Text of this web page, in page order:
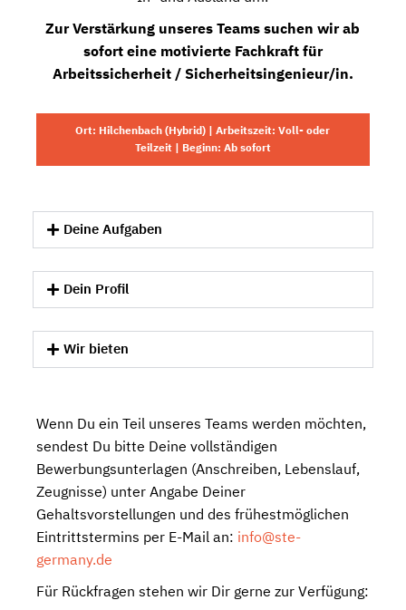
Zur Verstärkung unseres Teams suchen wir ab
sofort eine motivierte Fachkraft für
Arbeitssicherheit / Sicherheitsingenieur/in.
Ort: Hilchenbach (Hybrid) | Arbeitszeit: Voll- oder
Teilzeit | Beginn: Ab sofort
Deine Aufgaben
Dein Profil
Wir bieten
Wenn Du ein Teil unseres Teams werden möchten,
sendest Du bitte Deine vollständigen
Bewerbungsunterlagen (Anschreiben, Lebenslauf,
Zeugnisse) unter Angabe Deiner
Gehaltsvorstellungen und des frühestmöglichen
Eintrittstermins per E-Mail an: info@ste-
germany.de
Für Rückfragen stehen wir Dir gerne zur Verfügung: